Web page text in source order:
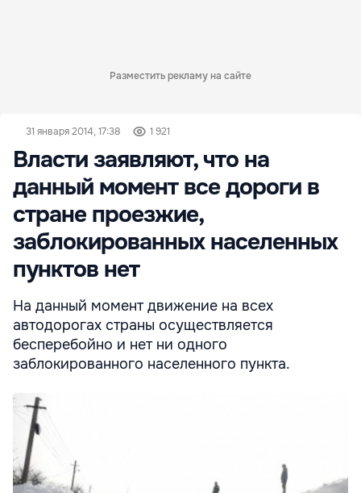
Разместить рекламу на сайте
31 января 2014, 17:38 1 921
Власти заявляют, что на
данный момент все дороги в
стране проезжие,
заблокированных населенных
пунктов нет
На данный момент движение на всех
автодорогах страны осуществляется
бесперебойно и нет ни одного
заблокированного населенного пункта.